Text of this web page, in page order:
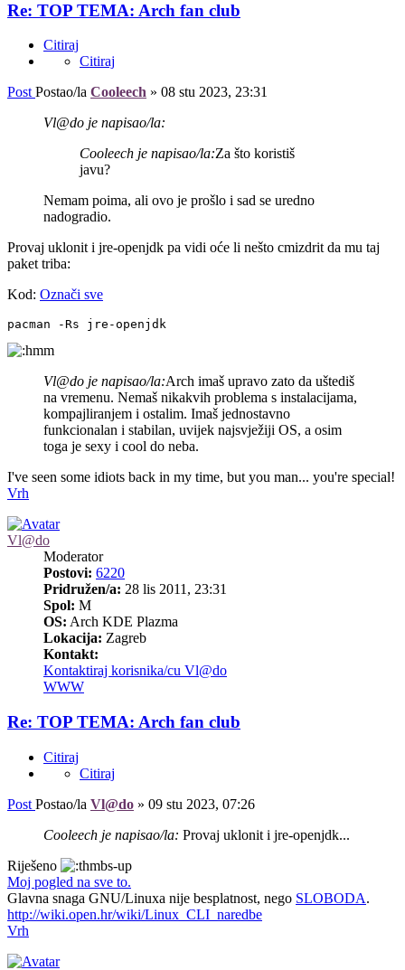
Re: TOP TEMA: Arch fan club
Citiraj
Citiraj
Post Postao/la Cooleech » 08 stu 2023, 23:31
Vl@do je napisao/la:
Cooleech je napisao/la:Za što koristiš
javu?
Nemam poima, ali ovo je prošlo i sad se uredno
nadogradio.
Provaj uklonit i jre-openjdk pa vidi oće li nešto cmizdrit da mu taj
paket triba:
Kod: Označi sve
pacman -Rs jre-openjdk
Vl@do je napisao/la:Arch imaš upravo zato da uštediš
na vremenu. Nemaš nikakvih problema s instalacijama,
kompajliranjem i ostalim. Imaš jednostavno
funkcionalan i stabilan, uvijek najsvježiji OS, a osim
toga je sexy i cool do neba.
I've seen some idiots back in my time, but you man... you're special!
Vrh
Vl@do
Moderator
Postovi: 6220
Pridružen/a: 28 lis 2011, 23:31
Spol: M
OS: Arch KDE Plazma
Lokacija: Zagreb
Kontakt:
Kontaktiraj korisnika/cu Vl@do
WWW
Re: TOP TEMA: Arch fan club
Citiraj
Citiraj
Post Postao/la Vl@do » 09 stu 2023, 07:26
Cooleech je napisao/la: Provaj uklonit i jre-openjdk...
Riješeno
Moj pogled na sve to.
Glavna snaga GNU/Linuxa nije besplatnost, nego SLOBODA.
http://wiki.open.hr/wiki/Linux_CLI_naredbe
Vrh